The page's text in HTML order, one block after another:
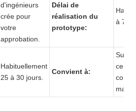
d'ingénieurs
crée pour
votre
approbation.
Délai de
réalisation du
prototype:
à 7
Habituellement
25 à 30 jours.
Convient à:
centre